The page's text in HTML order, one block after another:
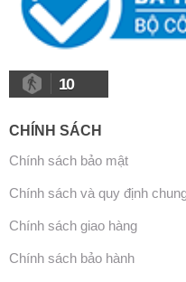
10
CHÍNH SÁCH
Chính sách bảo mật
Chính sách và quy định
Chính sách giao hàng
Chính sách bảo hành